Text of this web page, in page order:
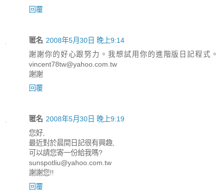
回覆
匿名 2008年5月30日 晚上9:14
謝謝你的好心跟努力。我想試用你的進階版日記程式。
vincent78tw@yahoo.com.tw
謝謝
回覆
匿名 2008年5月30日 晚上9:19
您好,
最近對於晨間日記很有興趣,
可以請您寄一份給我嗎?
sunspotliu@yahoo.com.tw
謝謝您!!
回覆